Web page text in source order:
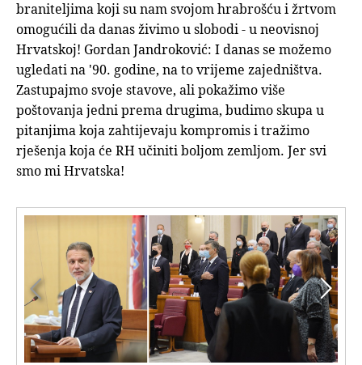
braniteljima koji su nam svojom hrabrošću i žrtvom
omogućili da danas živimo u slobodi - u neovisnoj
Hrvatskoj! Gordan Jandroković: I danas se možemo
ugledati na '90. godine, na to vrijeme zajedništva.
Zastupajmo svoje stavove, ali pokažimo više
poštovanja jedni prema drugima, budimo skupa u
pitanjima koja zahtijevaju kompromis i tražimo
rješenja koja će RH učiniti boljom zemljom. Jer svi
smo mi Hrvatska!

